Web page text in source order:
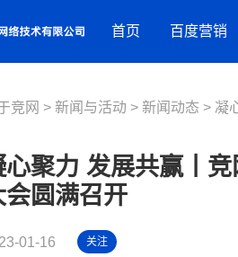
首页 百度营销
营销资源
百度品牌广告
百度律临
品牌建设
抖音蓝V
竞网 新闻与活动 新闻动态 凝
心聚力 发展共赢丨
会圆满召开
01-16 关注